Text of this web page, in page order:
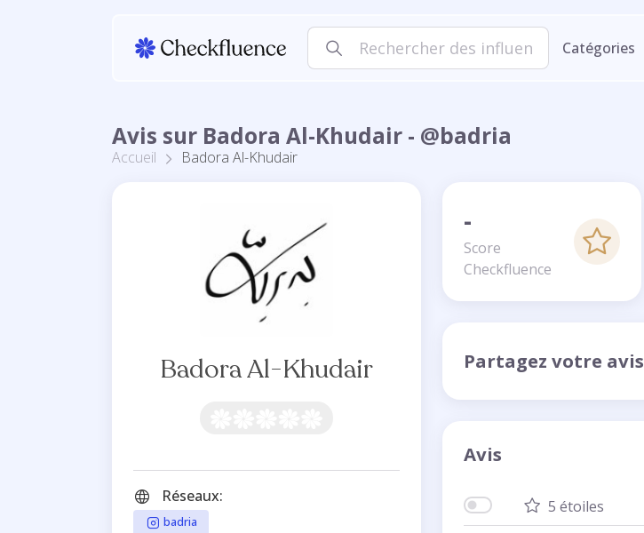
Catégories
Avis sur Badora Al-Khudair - @badria
Accueil Badora Al-Khudair
Badora Al-Khudair
Réseaux:
badria
-
Score
Checkfluence
Partagez votre avis
Avis
5 étoiles